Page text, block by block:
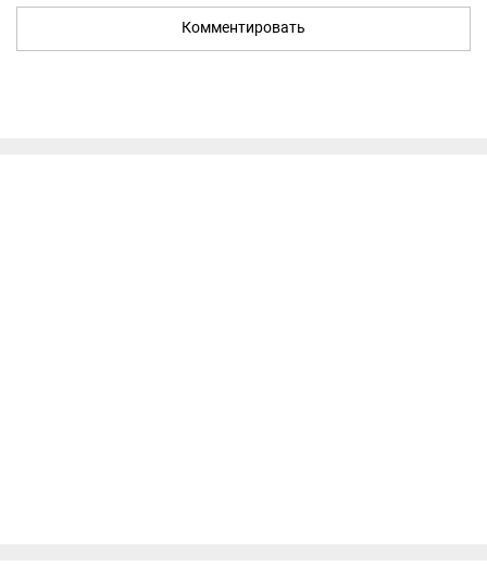
Комментировать